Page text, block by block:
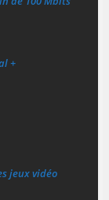
+
jeux vidéo